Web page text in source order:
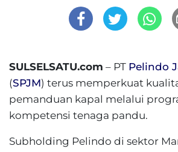
SULSELSATU.com – PT Pelindo
(SPJM) terus memperkuat
pemanduan kapal melalui
kompetensi tenaga pandu.
Subholding Pelindo di sektor